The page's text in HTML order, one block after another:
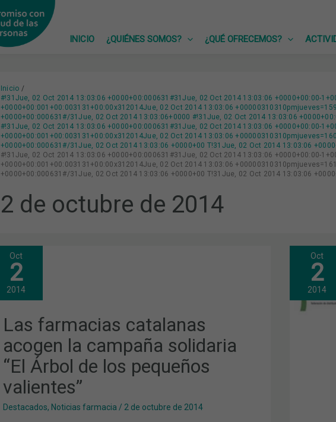
INICIO
¿QUIÉNES SOMOS? ¿QUÉ OFRECEMOS?
Inicio
#!31Jue, 02 Oct 2014 13:03:06 +0000+00:000631#31Jue, 02 Oct 2014 13:03:06 +0000+00:00-
+0000+00:001+00:003131+00:00x312014Jue, 02 Oct 2014 13:03:06
+0000+00:000631#/31Jue, 02 Oct 2014 13:03:06+0000 #!31Jue, 02 Oct 2014 13:03:06
#!31Jue, 02 Oct 2014 13:03:06 +0000+00:000631#31Jue, 02 Oct 2014 13:03:06 +0000+00:00-
+0000+00:001+00:003131+00:00x312014Jue, 02 Oct 2014 13:03:06
+0000+00:000631#/31Jue, 02 Oct 2014 13:03:06 +0000+00 T!31Jue, 02 Oct 2014 13:03:06
#!31Jue, 02 Oct 2014 13:03:06 +0000+00:000631#31Jue, 02 Oct 2014 13:03:06 +0000+00:00-
+0000+00:001+00:003131+00:00x312014Jue, 02 Oct 2014 13:03:06
+0000+00:000631#/31Jue, 02 Oct 2014 13:03:06 +0000+00 T!31Jue, 02 Oct 2014 13:03:06
2 de octubre de 2014
Oct
2
2014
Las farmacias catalanas
acogen la campaña solidaria
“El Árbol de los pequeños
valientes”
Destacados, Noticias farmacia / 2 de octubre de 2014
LAS
FARMACIAS
CATALANAS
ACOGEN
LA
SOLIDARIA
“EL
ÁRBOL
DE
LOS
PEQUEÑOS
VALIENTES”
Oct
2
2014
A
DE
HOY
A